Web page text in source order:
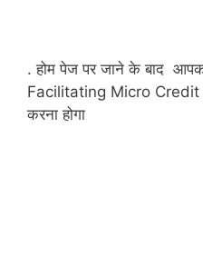
. होम पेज पर जाने के बाद
Facilitating Micro Credit
करना होगा